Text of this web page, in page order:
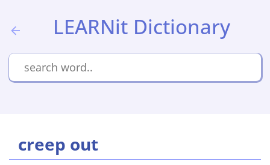
LEARNit Dictionary
creep out